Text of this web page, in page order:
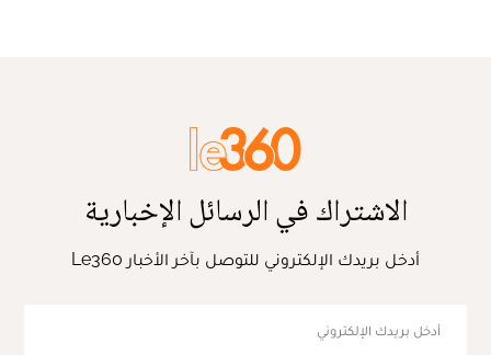
الاشتراك في الرسائل الإخبارية
أدخل بريدك الإلكتروني للتوصل بآخر الأخبار Le360